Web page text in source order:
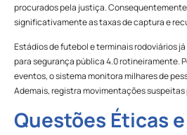
procurados pela justiça.
significativamente as taxas de captura e
Estádios de futebol e terminais rodoviários
para segurança pública 4.0 rotineiramente.
eventos, o sistema monitora milhares de
Ademais, registra movimentações suspeitas
Questões Éticas